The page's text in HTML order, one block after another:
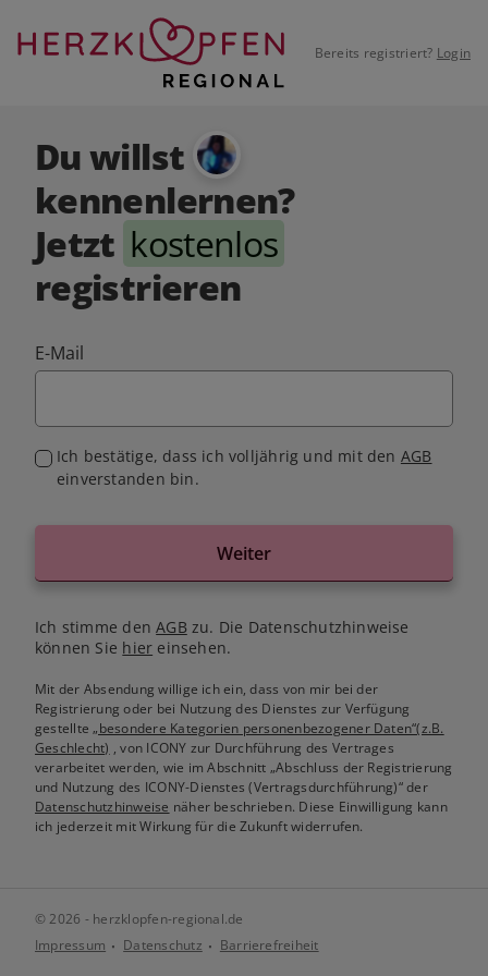
Bereits registriert? Login
Du willst
kennenlernen?
Jetzt kostenlos
registrieren
E-Mail
Ich bestätige, dass ich volljährig und mit den AGB
einverstanden bin.
Weiter
Ich stimme denAGB zu. Die Datenschutzhinweise
können Sie hier einsehen.
Mit der Absendung willige ich ein, dass von mir bei der
Registrierung oder bei Nutzung des Dienstes zur Verfügung
gestellte„besondere Kategorien personenbezogener Daten“(z.B.
Geschlecht) , von ICONY zur Durchführung des Vertrages
verarbeitet werden, wie im Abschnitt „Abschluss der Registrierung
und Nutzung des ICONY-Dienstes (Vertragsdurchführung)“ der
Datenschutzhinweise näher beschrieben. Diese Einwilligung kann
ich jederzeit mit Wirkung für die Zukunft widerrufen.
© 2026 - herzklopfen-regional.de
Impressum
Datenschutz Barrierefreiheit